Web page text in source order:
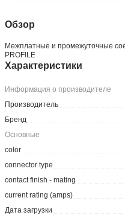
Обзор
Межплатные и промежуточные
PROFILE
Характеристики
Информация о производителе
Производитель
Бренд
Основные
color
connector type
contact finish - mating
current rating (amps)
Дата загрузки